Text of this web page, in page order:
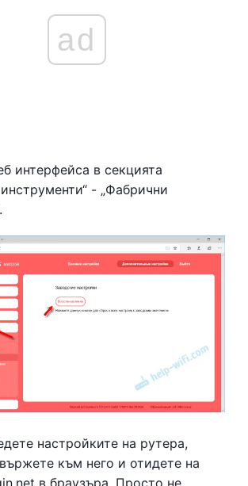
ad
интерфейса в секцията
- „Фабрични
настройките на рутера,
към него и отидете на
в браузъра. Просто не